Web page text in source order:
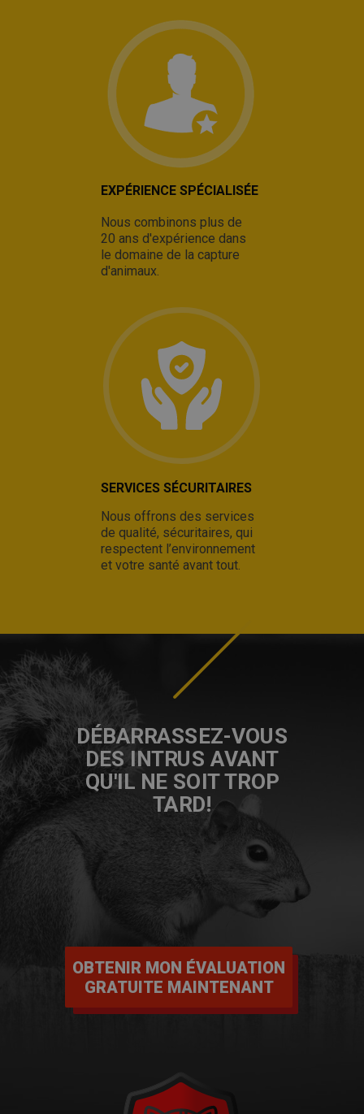
DÉBARRASSEZ-VOUS
DES INTRUS AVANT
QU'IL NE SOIT TROP
TARD!
EXPÉRIENCE SPÉCIALISÉE
OBTENIR MON ÉVALUATION
GRATUITE MAINTENANT
Nous offrons des services
de qualité, sécuritaires, qui
respectent l’environnement
et votre santé avant tout.
Nous combinons plus de
20 ans d'expérience dans
le domaine de la capture
d'animaux.
SERVICES SÉCURITAIRES